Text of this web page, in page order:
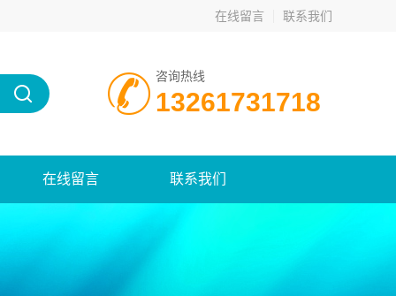
在线留言 联系我们
咨询热线
13261731718
在线留言 联系我们